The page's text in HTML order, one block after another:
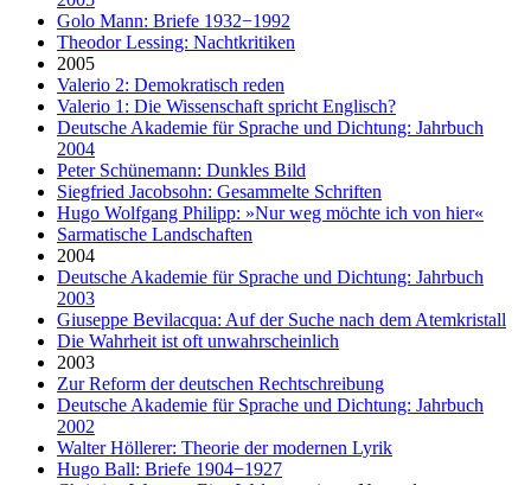
Golo Mann: Briefe 1932−1992
Theodor Lessing: Nachtkritiken
2005
Valerio 2: Demokratisch reden
Valerio 1: Die Wissenschaft spricht Englisch?
Deutsche Akademie für Sprache und Dichtung: Jahrbuch
2004
Peter Schünemann: Dunkles Bild
Siegfried Jacobsohn: Gesammelte Schriften
Hugo Wolfgang Philipp: »Nur weg möchte ich von hier«
Sarmatische Landschaften
2004
Deutsche Akademie für Sprache und Dichtung: Jahrbuch
2003
Giuseppe Bevilacqua: Auf der Suche nach dem Atemkristall
Die Wahrheit ist oft unwahrscheinlich
2003
Zur Reform der deutschen Rechtschreibung
Deutsche Akademie für Sprache und Dichtung: Jahrbuch
2002
Walter Höllerer: Theorie der modernen Lyrik
Hugo Ball: Briefe 1904−1927